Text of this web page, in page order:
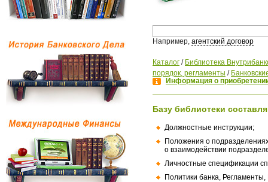
Например, агентский договор
Каталог / Библиотека
порядок, регламенты /
Информация о
Базу библиотеки
Должностные инструкции;
Положения о
о взаимодействии
Личностные спецификации
Политики банка,